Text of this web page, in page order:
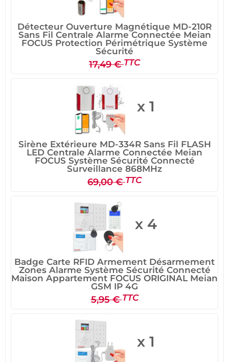
Détecteur Ouverture Magnétique MD-210R
Sans Fil Centrale Alarme Connectée Meian
FOCUS Protection Périmétrique Système
Sécurité
17,49 €TTC
x 1
Sirène Extérieure MD-334R Sans Fil FLASH
LED Centrale Alarme Connectée Meian
FOCUS Système Sécurité Connecté
Surveillance 868MHz
69,00 €TTC
x 4
Badge Carte RFID Armement Désarmement
Zones Alarme Système Sécurité Connecté
Maison Appartement FOCUS ORIGINAL Meian
GSM IP 4G
5,95 €TTC
x 1